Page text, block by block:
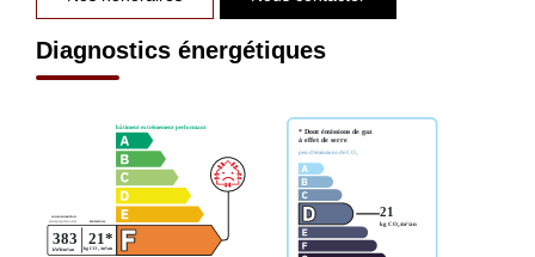
Diagnostics énergétiques